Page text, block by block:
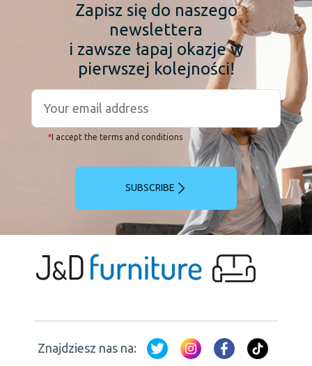
Zapisz się do naszego
newslettera
i zawsze łapaj okazje w
pierwszej kolejności!
* I accept the terms and conditions
SUBSCRIBE
Znajdziesz nas na: